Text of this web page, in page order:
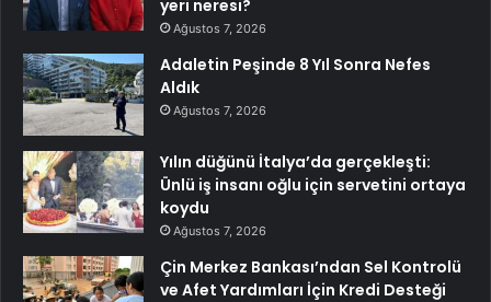
yeri neresi?
Ağustos 7, 2026
Adaletin Peşinde 8 Yıl Sonra Nefes
Aldık
Ağustos 7, 2026
Yılın düğünü İtalya’da gerçekleşti:
Ünlü iş insanı oğlu için servetini ortaya
koydu
Ağustos 7, 2026
Çin Merkez Bankası’ndan Sel Kontrolü
ve Afet Yardımları İçin Kredi Desteği